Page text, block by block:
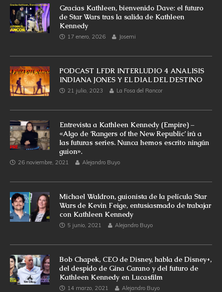
Gracias Kathleen, bienvenido Dave: el futuro
de Star Wars tras la salida de Kathleen
Kennedy
17 enero, 2026 Josemi
PODCAST LFDR INTERLUDIO 4 ANALISIS
INDIANA JONES Y EL DIAL DEL DESTINO
21 julio, 2023 La Fosa del Rancor
Entrevista a Kathleen Kennedy (Empire) –
«Algo de ‘Rangers of the New Republic’ irá a
las futuras series. Nunca hemos escrito ningún
guion».
26 noviembre, 2021 Alejandro Buyo
Michael Waldron, guionista de la película Star
Wars de Kevin Feige, entusiasmado de trabajar
con Kathleen Kennedy
5 junio, 2021 Alejandro Buyo
Bob Chapek, CEO de Disney, habla de Disney+,
del despido de Gina Carano y del futuro de
Kathleen Kennedy en Lucasfilm
14 marzo, 2021 Alejandro Buyo